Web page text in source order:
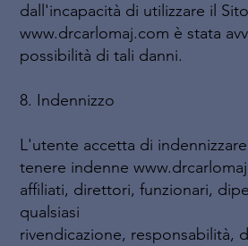
dall'incapacità di utilizzare il
www.drcarlomaj.com è stata
possibilità di tali danni.
8. Indennizzo
L'utente accetta di
tenere indenne
affiliati, direttori, funzionari,
qualsiasi
rivendicazione, responsabilità,